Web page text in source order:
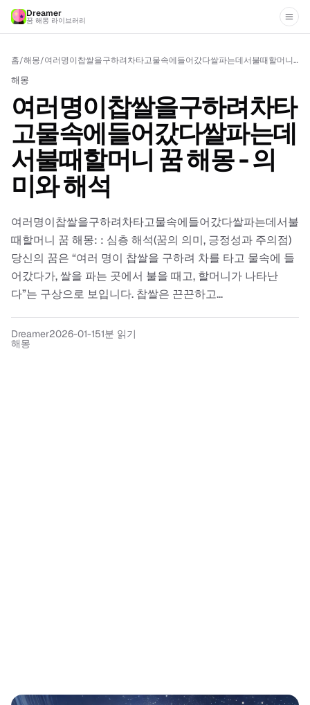
Dreamer
꿈 해몽 라이브러리
홈/해몽/ 여러명이찹쌀을구하려차타고물속에들어갔다쌀파는데서불때할머니 꿈 해몽 - 의미와 해석
해몽
여러명이찹쌀을구하려차타
고물속에들어갔다쌀파는데
서불때할머니 꿈 해몽 - 의
미와 해석
여러명이찹쌀을구하려차타고물속에들어갔다쌀파는데서불
때할머니 꿈 해몽: : 심층 해석(꿈의 의미, 긍정성과 주의점)
당신의 꿈은 “여러 명이 찹쌀을 구하려 차를 타고 물속에 들
어갔다가, 쌀을 파는 곳에서 불을 때고, 할머니가 나타난
다”는 구상으로 보입니다. 찹쌀은 끈끈하고...
Dreamer2026-01-151분 읽기
해몽